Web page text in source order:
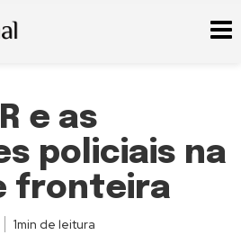
e as
policiais na
fronteira
1min de leitura